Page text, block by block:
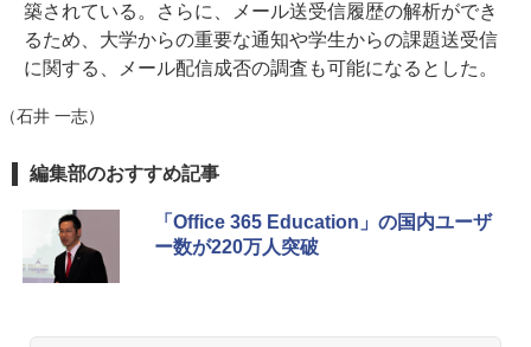
築されている。さらに、メール送受信履歴の解析ができ
るため、大学からの重要な通知や学生からの課題送受信
に関する、メール配信成否の調査も可能になるとした。
（石井 一志）
編集部のおすすめ記事
「Office 365 Education」の国内ユーザ
ー数が220万人突破